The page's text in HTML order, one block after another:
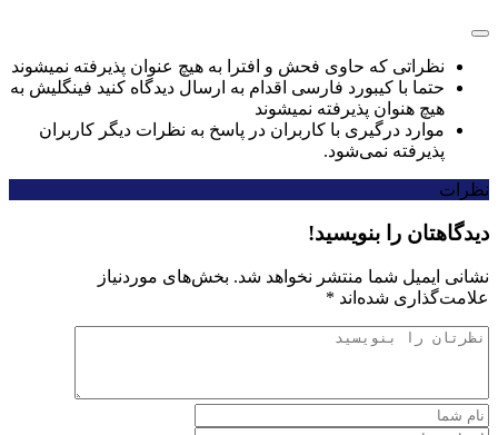
نظراتی که حاوی فحش و افترا به هیچ عنوان پذیرفته نمیشوند
حتما با کیبورد فارسی اقدام به ارسال دیدگاه کنید فینگلیش به
هیچ هنوان پذیرفته نمیشوند
موارد درگیری با کاربران در پاسخ به نظرات دیگر کاربران
پذیرفته نمی‌شود.
نظرات
دیدگاهتان را بنویسید!
نشانی ایمیل شما منتشر نخواهد شد. بخش‌های موردنیاز
علامت‌گذاری شده‌اند *